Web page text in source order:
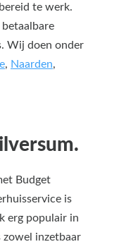
te werk.
Wij doen onder
, Naarden,
Budget
is
erg populair in
zowel inzetbaar